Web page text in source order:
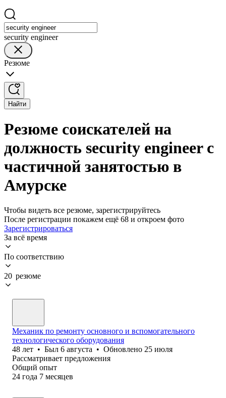
security engineer
Резюме
Найти
Резюме соискателей на
должность security engineer с
частичной занятостью в
Амурске
Чтобы видеть все резюме, зарегистрируйтесь
После регистрации покажем ещё 68 и откроем фото
Зарегистрироваться
За всё время
По соответствию
20 резюме
Механик по ремонту основного и вспомогательного
технологического оборудования
48 лет • Был 6 августа • Обновлено 25 июля
Рассматривает предложения
Общий опыт
24 года 7 месяцев